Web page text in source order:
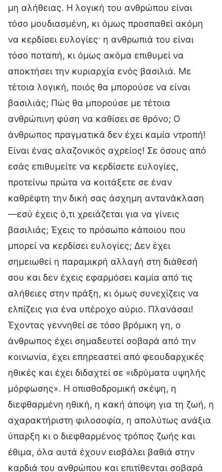
μη αλήθειας. Η λογική του ανθρώπου είναι
τόσο μουδιασμένη, κι όμως προσπαθεί ακόμη
να κερδίσει ευλογίες· η ανθρωπιά του είναι
τόσο ποταπή, κι όμως ακόμα επιθυμεί να
αποκτήσει την κυριαρχία ενός βασιλιά. Με
τέτοια λογική, ποιός θα μπορούσε να είναι
βασιλιάς; Πώς θα μπορούσε με τέτοια
ανθρώπινη φύση να καθίσει σε θρόνο; Ο
άνθρωπος πραγματικά δεν έχει καμία ντροπή!
Είναι ένας αλαζονικός αχρείος! Σε όσους από
εσάς επιθυμείτε να κερδίσετε ευλογίες,
προτείνω πρώτα να κοιτάξετε σε έναν
καθρέφτη την δική σας άσχημη αντανάκλαση
—εσύ έχεις ό,τι χρειάζεται για να γίνεις
βασιλιάς; Έχεις το πρόσωπο κάποιου που
μπορεί να κερδίσει ευλογίες; Δεν έχει
σημειωθεί η παραμικρή αλλαγή στη διάθεσή
σου και δεν έχεις εφαρμόσει καμία από τις
αλήθειες στην πράξη, κι όμως συνεχίζεις να
ελπίζεις για ένα υπέροχο αύριο. Πλανάσαι!
Έχοντας γεννηθεί σε τόσο βρόμικη γη, ο
άνθρωπος έχει σημαδευτεί σοβαρά από την
κοινωνία, έχει επηρεαστεί από φεουδαρχικές
ηθικές και έχει διδαχτεί σε «ιδρύματα υψηλής
μόρφωσης». Η οπισθοδρομική σκέψη, η
διεφθαρμένη ηθική, η κακή άποψη για τη ζωή, η
αχαρακτήριστη φιλοσοφία, η απολύτως ανάξια
ύπαρξη κι ο διεφθαρμένος τρόπος ζωής και
έθιμα, όλα αυτά έχουν εισβάλει βαθιά στην
καρδιά του ανθρώπου και επιτίθενται σοβαρά